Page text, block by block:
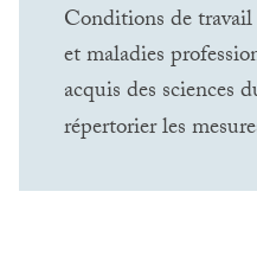
Conditions de travail
et maladies
acquis des sciences
répertorier les